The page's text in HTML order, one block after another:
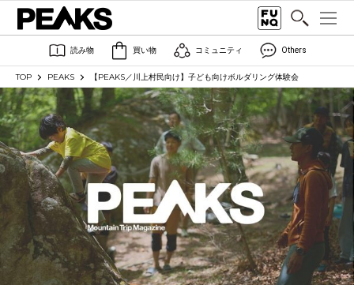
読み物 買い物 コミュニティ Others
TOP PEAKS 【PEAKS／川上村民向け】子ども向けボルダリング体験会